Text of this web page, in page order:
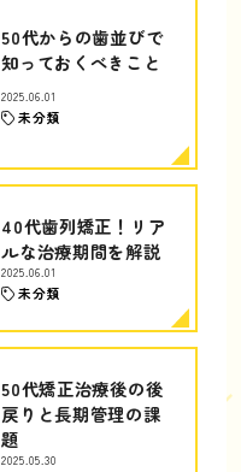
50代からの歯並びで
知っておくべきこと
2025.06.01
未分類
40代歯列矯正！リア
ルな治療期間を解説
2025.06.01
未分類
50代矯正治療後の後
戻りと長期管理の課
題
2025.05.30